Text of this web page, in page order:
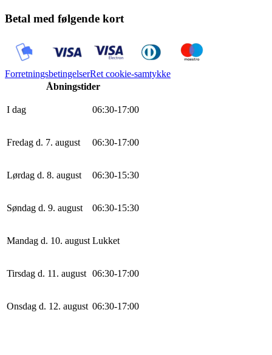
Betal med følgende kort
ForretningsbetingelserRet cookie-samtykke
Åbningstider
I dag 06:30-17:00
Fredag d. 7. august 06:30-17:00
Lørdag d. 8. august 06:30-15:30
Søndag d. 9. august 06:30-15:30
Mandag d. 10. august Lukket
Tirsdag d. 11. august 06:30-17:00
Onsdag d. 12. august 06:30-17:00